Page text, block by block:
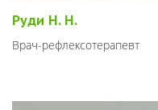
Руди Н. Н.
Врач-рефлексотерапевт